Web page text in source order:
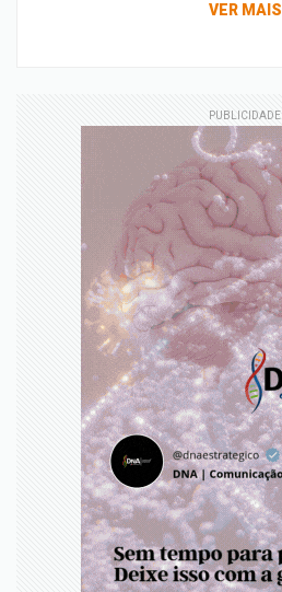
VER MAIS
PUBLICIDADE